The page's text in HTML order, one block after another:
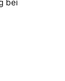
bei